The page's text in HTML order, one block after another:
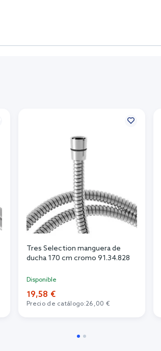
Tres Selection manguera de
ducha 170 cm cromo 91.34.828
Disponible
19,58 €
Precio de catálogo:26,00 €